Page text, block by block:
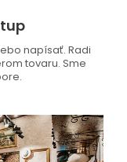
napísať. Radi
tovaru. Sme